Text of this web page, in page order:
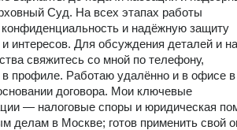
Суд. На всех этапах работы
конфиденциальность и надёжную защиту
интересов. Для обсуждения деталей и
свяжитесь со мной по телефону,
в профиле. Работаю удалённо и в офисе в
договора. Мои ключевые
— налоговые споры и юридическая
делам в Москве; готов применить свой